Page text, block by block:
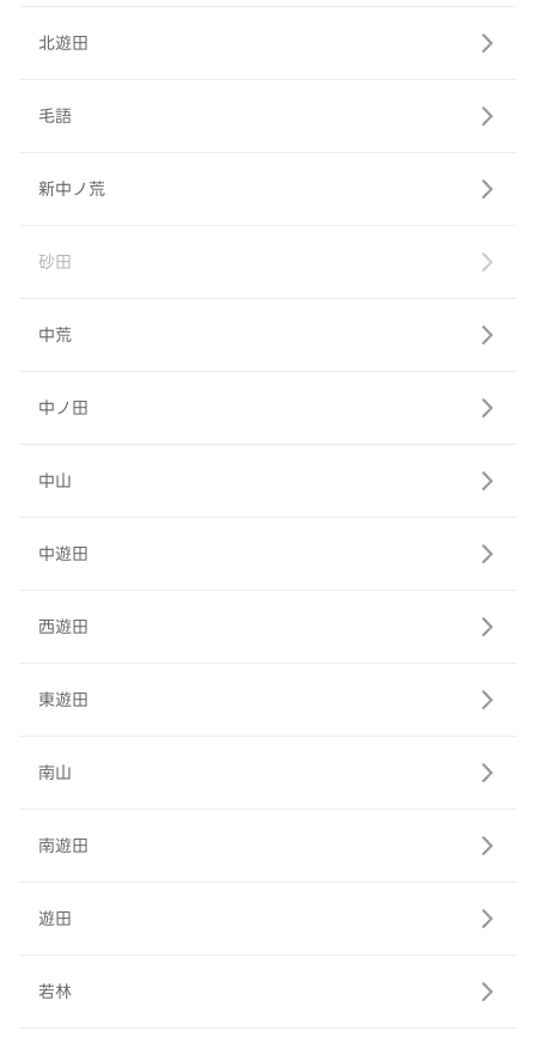
北遊田
毛語
新中ノ荒
砂田
中荒
中ノ田
中山
中遊田
西遊田
東遊田
南山
南遊田
遊田
若林